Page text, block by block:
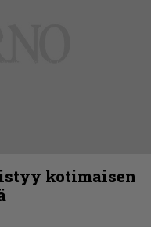
kotimaisen